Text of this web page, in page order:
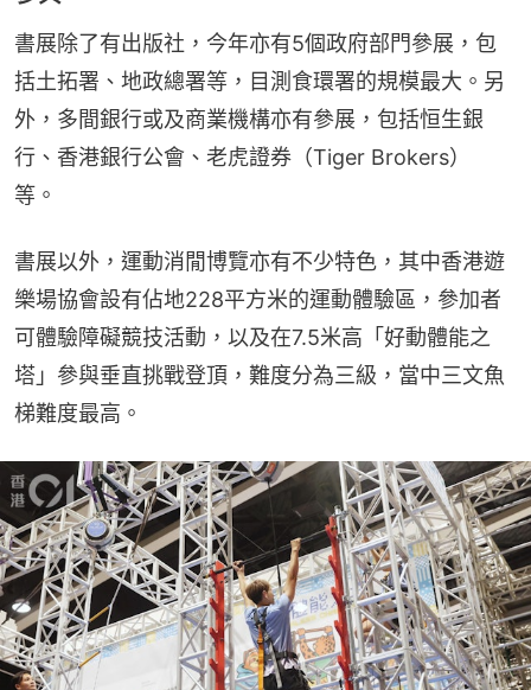
書展除了有出版社，今年亦有5個政府部門參展，包
括土拓署、地政總署等，目測食環署的規模最大。另
外，多間銀行或及商業機構亦有參展，包括恒生銀
行、香港銀行公會、老虎證券（Tiger Brokers）
等。
書展以外，運動消閒博覽亦有不少特色，其中香港遊
樂場協會設有佔地228平方米的運動體驗區，參加者
可體驗障礙競技活動，以及在7.5米高「好動體能之
塔」參與垂直挑戰登頂，難度分為三級，當中三文魚
梯難度最高。